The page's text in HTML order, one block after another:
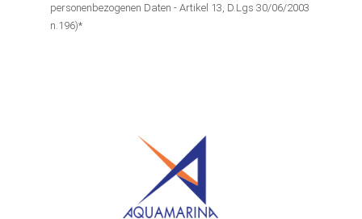
personenbezogenen Daten - Artikel 13, D.Lgs 30/06/2003
n.196)*